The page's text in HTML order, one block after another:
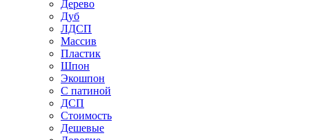
Дерево
Дуб
ЛДСП
Массив
Пластик
Шпон
Экошпон
С патиной
ДСП
Стоимость
Дешевые